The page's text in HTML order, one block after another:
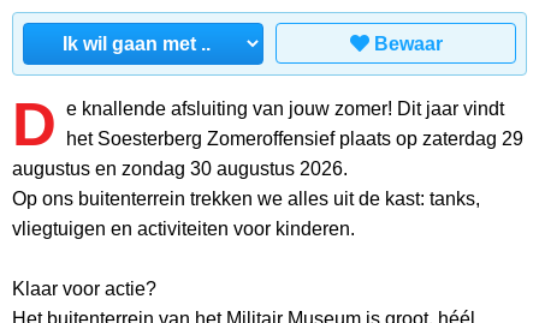
Bewaar
D e knallende afsluiting van jouw zomer! Dit jaar vindt
het Soesterberg Zomeroffensief plaats op zaterdag 29
augustus en zondag 30 augustus 2026.
Op ons buitenterrein trekken we alles uit de kast: tanks,
vliegtuigen en activiteiten voor kinderen.
Klaar voor actie?